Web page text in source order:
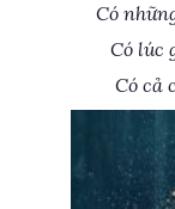
Có
Có lúc
Có cả